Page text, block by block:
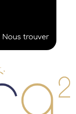
Nous trouver